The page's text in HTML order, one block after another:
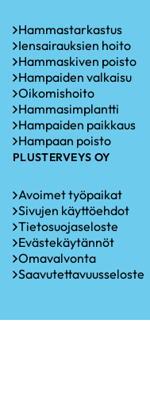
Hammastarkastus
Iensairauksien hoito
Hammaskiven poisto
Hampaiden valkaisu
Oikomishoito
Hammasimplantti
Hampaiden paikkaus
Hampaan poisto
PLUSTERVEYS OY
Avoimet työpaikat
Sivujen käyttöehdot
Tietosuojaseloste
Evästekäytännöt
Omavalvonta
Saavutettavuusseloste